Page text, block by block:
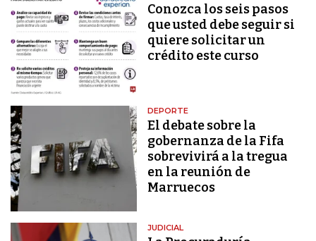
Conozca los seis pasos
que usted debe seguir si
quiere solicitar un
crédito este curso
DEPORTE
El debate sobre la
gobernanza de la Fifa
sobrevivirá a la tregua
en la reunión de
Marruecos
JUDICIAL